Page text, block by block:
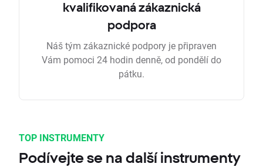
kvalifikovaná zákaznická
podpora
Náš tým zákaznické podpory je připraven
Vám pomoci 24 hodin denně, od pondělí do
pátku.
TOP INSTRUMENTY
Podívejte se na další instrumenty